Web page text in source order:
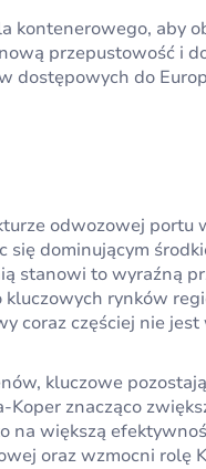
aby
przepustowość i
dostępowych do
odwozowej portu
się dominującym
stanowi to wyraźną
rynków
coraz częściej nie
kluczowe
znacząco
na większą
oraz wzmocni rolę